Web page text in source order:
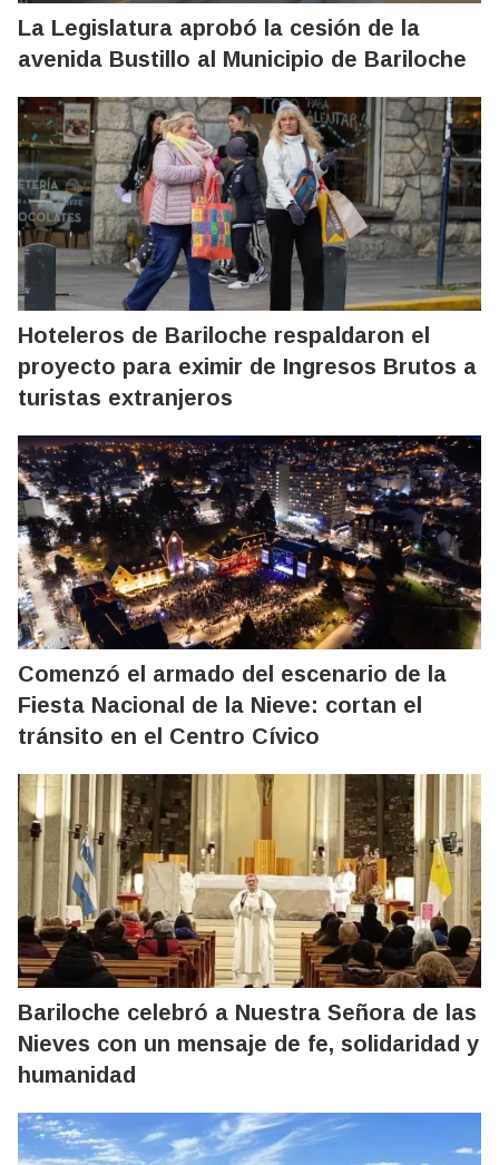
La Legislatura aprobó la cesión de la
avenida Bustillo al Municipio de Bariloche
Hoteleros de Bariloche respaldaron el
proyecto para eximir de Ingresos Brutos a
turistas extranjeros
Comenzó el armado del escenario de la
Fiesta Nacional de la Nieve: cortan el
tránsito en el Centro Cívico
Bariloche celebró a Nuestra Señora de las
Nieves con un mensaje de fe, solidaridad y
humanidad